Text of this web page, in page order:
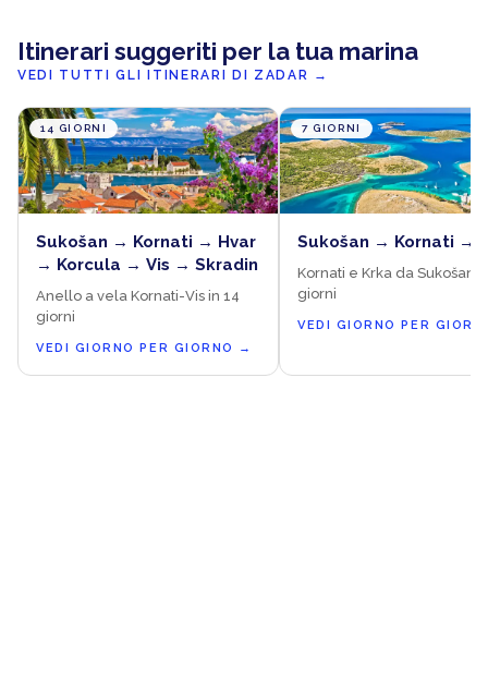
Itinerari suggeriti per la tua marina
VEDI TUTTI GLI ITINERARI DI ZADAR →
14 GIORNI
Sukošan → Kornati → Hvar
→ Korcula → Vis → Skradin
Anello a vela Kornati-Vis in 14
giorni
VEDI GIORNO PER GIORNO →
7 GIORNI
Sukošan → Kornati →
Kornati e Krka da Sukošan
giorni
VEDI GIORNO PER